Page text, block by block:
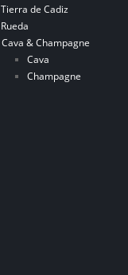
Tierra de Cadiz
Rueda
Cava & Champagne
Cava
Champagne